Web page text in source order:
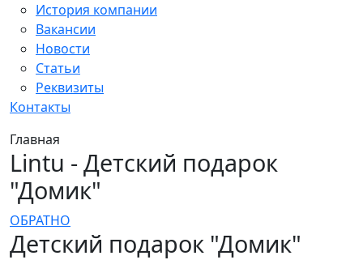
История компании
Вакансии
Новости
Статьи
Реквизиты
Контакты
Главная
Lintu - Детский подарок
"Домик"
ОБРАТНО
Детский подарок "Домик"